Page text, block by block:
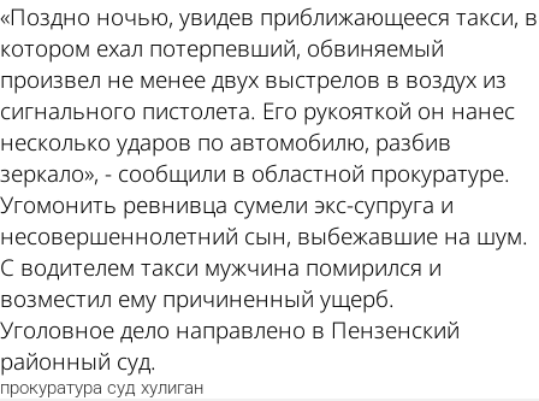
«Поздно ночью, увидев приближающееся такси, в
котором ехал потерпевший, обвиняемый
произвел не менее двух выстрелов в воздух из
сигнального пистолета. Его рукояткой он нанес
несколько ударов по автомобилю, разбив
зеркало», - сообщили в областной прокуратуре.
Угомонить ревнивца сумели экс-супруга и
несовершеннолетний сын, выбежавшие на шум.
С водителем такси мужчина помирился и
возместил ему причиненный ущерб.
Уголовное дело направлено в Пензенский
районный суд.
прокуратура суд хулиган